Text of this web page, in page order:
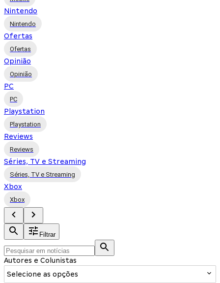
Nintendo
Nintendo
Ofertas
Ofertas
Opinião
Opinião
PC
PC
Playstation
Playstation
Reviews
Reviews
Séries, TV e Streaming
Séries, TV e Streaming
Xbox
Xbox
Filtrar
Autores e Colunistas
Selecione as opções